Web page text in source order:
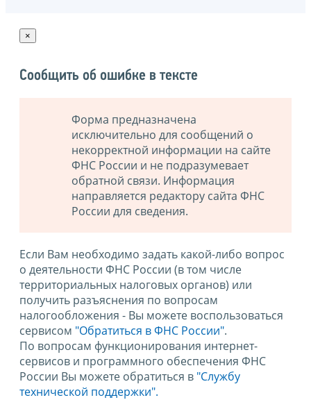
×
Сообщить об ошибке в тексте
Форма предназначена
исключительно для сообщений о
некорректной информации на сайте
ФНС России и не подразумевает
обратной связи. Информация
направляется редактору сайта ФНС
России для сведения.
Если Вам необходимо задать какой-либо вопрос
о деятельности ФНС России (в том числе
территориальных налоговых органов) или
получить разъяснения по вопросам
налогообложения - Вы можете воспользоваться
сервисом "Обратиться в ФНС России".
По вопросам функционирования интернет-
сервисов и программного обеспечения ФНС
России Вы можете обратиться в "Службу
технической поддержки".